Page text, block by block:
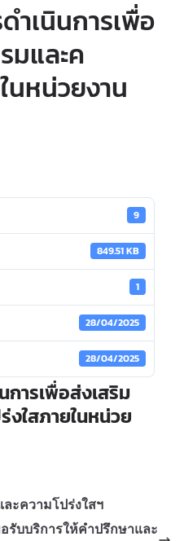
ำเนินการเพื่อ
มและค
นหน่วยงาน
9
849.51 KB
1
28/04/2025
28/04/2025
การเพื่อส่งเสริม
งใสภายในหน่วย
ะความโปร่งใสฯ
รับบริการให้คำปรึกษาและ